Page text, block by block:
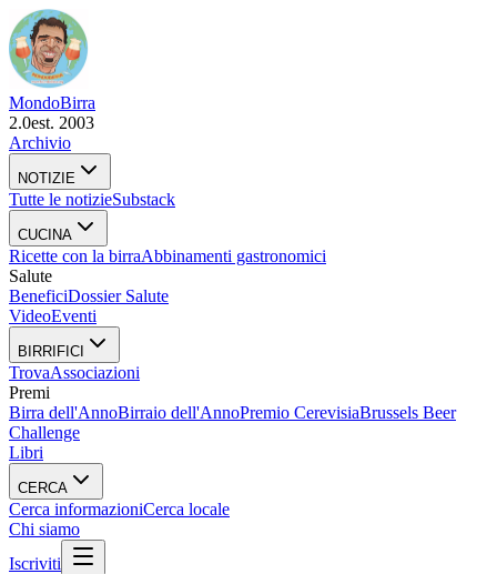
MondoBirra
2.0est. 2003
Archivio
NOTIZIE
Tutte le notizieSubstack
CUCINA
Ricette con la birraAbbinamenti gastronomici
Salute
BeneficiDossier Salute
VideoEventi
BIRRIFICI
TrovaAssociazioni
Premi
Birra dell'AnnoBirraio dell'AnnoPremio CerevisiaBrussels Beer
Challenge
Libri
CERCA
Cerca informazioniCerca locale
Chi siamo
Iscriviti